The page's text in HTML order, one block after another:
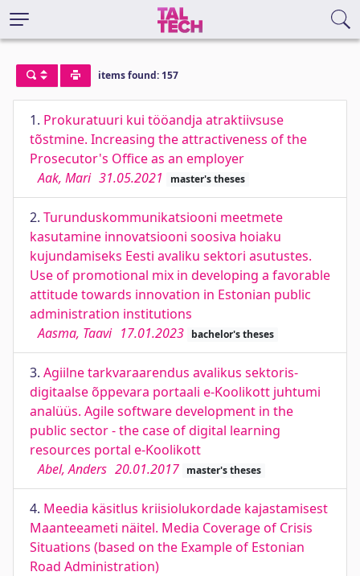
items found: 157
1. Prokuratuuri kui tööandja atraktiivsuse
tõstmine. Increasing the attractiveness of the
Prosecutor's Office as an employer
Aak, Mari 31.05.2021 master's theses
2. Turunduskommunikatsiooni meetmete
kasutamine innovatsiooni soosiva hoiaku
kujundamiseks Eesti avaliku sektori asutustes.
Use of promotional mix in developing a favorable
attitude towards innovation in Estonian public
administration institutions
Aasma, Taavi 17.01.2023 bachelor's theses
3. Agiilne tarkvaraarendus avalikus sektoris-
digitaalse õppevara portaali e-Koolikott juhtumi
analüüs. Agile software development in the
public sector - the case of digital learning
resources portal e-Koolikott
Abel, Anders 20.01.2017 master's theses
4. Meedia käsitlus kriisiolukordade kajastamisest
Maanteeameti näitel. Media Coverage of Crisis
Situations (based on the Example of Estonian
Road Administration)